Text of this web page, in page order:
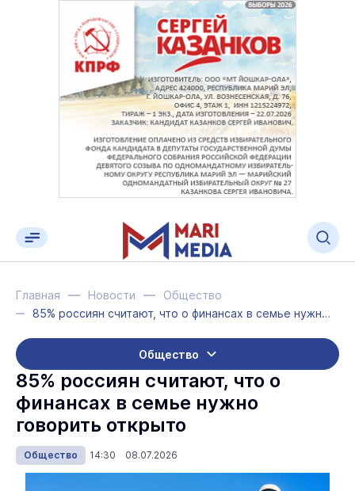
Главная Новости
Общество
85% россиян считают, что о финансах в семье нужно говорить открыто
Общество
85% россиян считают, что о
финансах в семье нужно
говорить открыто
Общество 14:30 08.07.2026